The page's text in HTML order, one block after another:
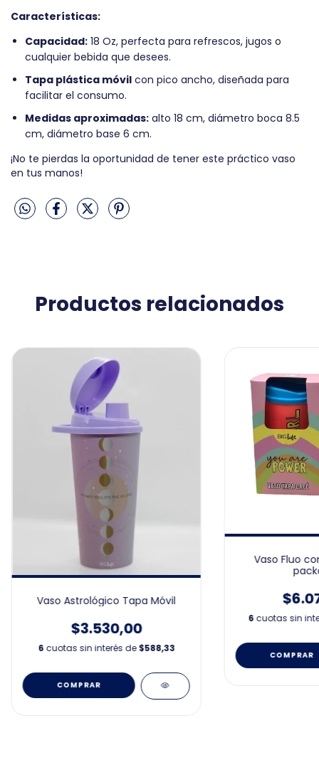
Características:
Capacidad: 18 Oz, perfecta para refrescos, jugos o
cualquier bebida que desees.
Tapa plástica móvil con pico ancho, diseñada para
facilitar el consumo.
Medidas aproximadas: alto 18 cm, diámetro boca 8.5
cm, diámetro base 6 cm.
¡No te pierdas la oportunidad de tener este práctico vaso
en tus manos!
Productos relacionados
Vaso Astrológico Tapa Móvil
$3.530,00
6 cuotas sin interés de$588,33
Vaso Fluo
6 cuotas sin